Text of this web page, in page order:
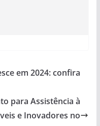
em 2024: confira
para Assistência à
e Inovadores no